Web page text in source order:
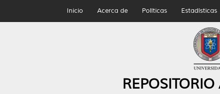
Inicio Acerca de Políticas Estadísticas